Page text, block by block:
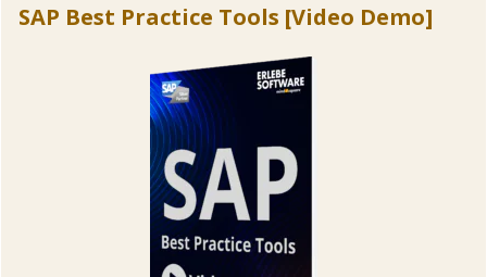
SAP Best Practice Tools [Video Demo]